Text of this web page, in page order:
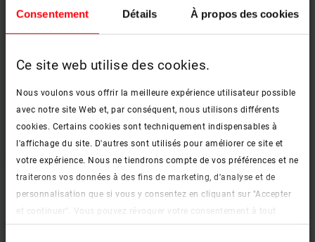
Consentement Détails À propos des cookies
Ce site web utilise des cookies.
Nous voulons vous offrir la meilleure expérience utilisateur possible
avec notre site Web et, par conséquent, nous utilisons différents
cookies. Certains cookies sont techniquement indispensables à
l'affichage du site. D'autres sont utilisés pour améliorer ce site et
votre expérience. Nous ne tiendrons compte de vos préférences et ne
traiterons vos données à des fins de marketing, d'analyse et de
personnalisation que si vous y consentez en cliquant sur "Accepter
et continuer". Vous pouvez révoquer votre consentement à tout
Protection et sécurité
En savoir plus